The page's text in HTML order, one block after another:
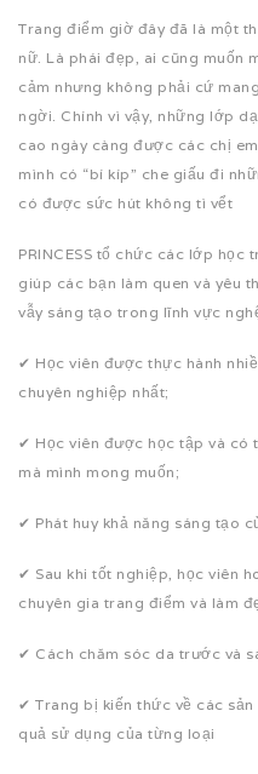
Trang điểm giờ đây đã là một
nữ. Là phái đẹp, ai cũng muốn
cảm nhưng không phải cứ
ngời. Chính vì vậy, những lớp
cao ngày càng được các chị
mình có “bí kíp” che giấu đi
có được sức hút không tì vểt
PRINCESS tổ chức các lớp
giúp các bạn làm quen và yêu
vẫy sáng tạo trong lĩnh vực
✔ Học viên được thực hành
chuyên nghiệp nhất;
✔ Học viên được học tập và có
mà mình mong muốn;
✔ Phát huy khả năng sáng tạo
✔ Sau khi tốt nghiệp, học viên
chuyên gia trang điểm và làm
✔ Cách chăm sóc da trước và
✔ Trang bị kiến thức về các
quả sử dụng của từng loại